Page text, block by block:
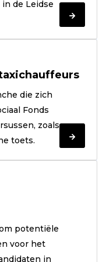
de Leidse
Verder
lezen
die zich
Fonds
zoals
toets.
Verder
lezen
potentiële
voor het
in